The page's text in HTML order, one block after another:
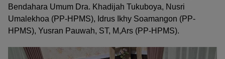
Bendahara Umum Dra. Khadijah Tukuboya, Nusri
Umalekhoa (PP-HPMS), Idrus Ikhy Soamangon (PP-
HPMS), Yusran Pauwah, ST, M,Ars (PP-HPMS).